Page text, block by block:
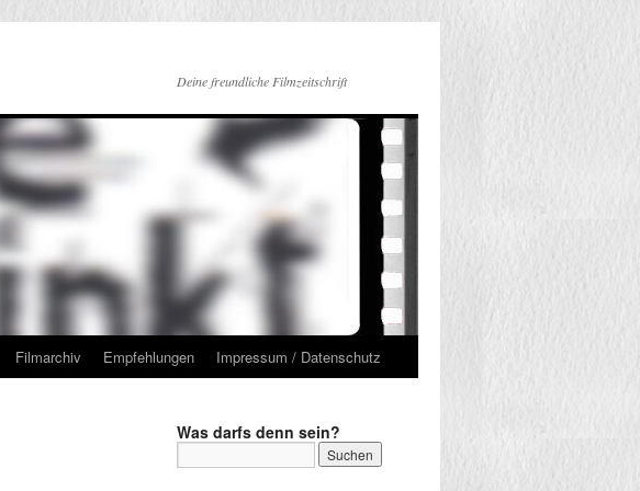
Deine freundliche Filmzeitschrift
Filmarchiv Empfehlungen Impressum / Datenschutz
Was darfs denn sein?